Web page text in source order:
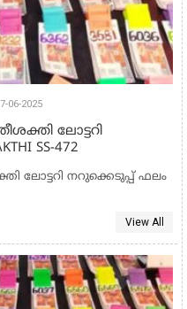
06-2025
ലോട്ടറി
നറുക്കെടുപ്പ് ഫലം | STHREE SAKTHI SS-472
ലോട്ടറി നറുക്കെടുപ്പ് ഫലം
View All